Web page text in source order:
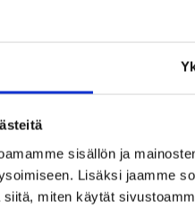
sisällön ja
Lisäksi jaamme
miten käytät
2004 syntynyt PeU
Vilppaassa.
Tuulia Marttinen, Pinja